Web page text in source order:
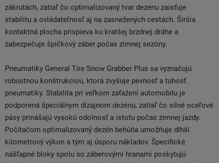
zákrutách, zatiaľ čo optimalizovaný tvar dezénu zaisťuje
stabilitu a ovládateľnosť aj na zasnežených cestách. Širšia
kontaktná plocha prispieva ku kratšej brzdnej dráhe a
zabezpečuje špičkový záber počas zimnej sezóny.
Pneumatiky General Tire Snow Grabber Plus sa vyznačujú
robustnou konštrukciou, ktorá zvyšuje pevnosť a tuhosť
pneumatiky. Stabilita pri veľkom zaťažení automobilu je
podporená špeciálnym dizajnom dezénu, zatiaľ čo silné oceľové
pásy prinášajú vysokú odolnosť a istotu počas zimnej jazdy.
Počítačom optimalizovaný dezén behúňa umožňuje dlhší
kilometrový výkon a tým aj úsporu nákladov. Špecifické
nášľapné bloky spolu so záberovými hranami poskytujú